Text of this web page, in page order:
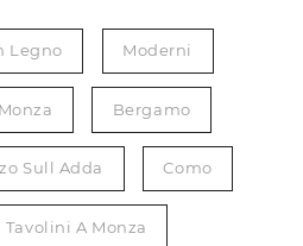
Legno Moderni
Monza Bergamo
Sull Adda Como
A Monza